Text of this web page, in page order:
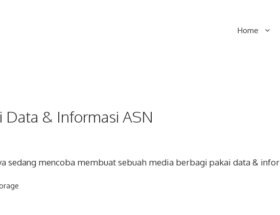
Home
Data & Informasi ASN
sedang mencoba membuat sebuah media berbagi pakai data &